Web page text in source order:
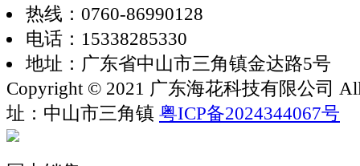
热线：0760-86990128
电话：15338285330
地址：广东省中山市三角镇金达路5号
Copyright © 2021 广东海花科技有限公司
址：中山市三角镇 粤ICP备2024344067号